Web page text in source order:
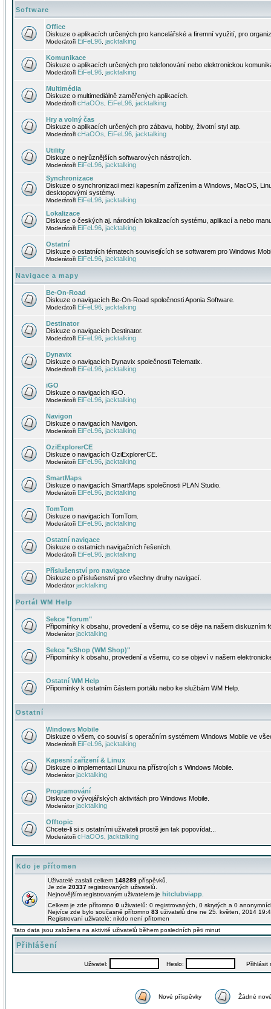
Software
Office
Diskuze o aplikacích určených pro kancelářské a firemní využití, pro
Moderátoři EiFeL96 jacktalking
Komunikace
Diskuze o aplikacích určených pro telefonování nebo elektronickou
Moderátoři EiFeL96 jacktalking
Multimédia
Diskuze o multimediálně zaměřených aplikacích.
Moderátoři cHaOOs EiFeL96 jacktalking
Hry a volný čas
Diskuze o aplikacích určených pro zábavu, hobby, životní styl atp.
Moderátoři cHaOOs EiFeL96 jacktalking
Utility
Diskuze o nejrůznějších softwarových nástrojích.
Moderátoři EiFeL96 jacktalking
Synchronizace
Diskuze o synchronizaci mezi kapesním zařízením a Windows, MacOS,
desktopovými systémy.
Moderátoři EiFeL96 jacktalking
Lokalizace
Diskuse o českých aj. národních lokalizacích systému, aplikací a nebo
Moderátoři EiFeL96 jacktalking
Ostatní
Diskuze o ostatních tématech souvisejících se softwarem pro Windows
Moderátoři EiFeL96 jacktalking
Navigace a mapy
Be-On-Road
Diskuze o navigacích Be-On-Road společnosti Aponia Software.
Moderátoři EiFeL96 jacktalking
Destinator
Diskuze o navigacích Destinator.
Moderátoři EiFeL96 jacktalking
Dynavix
Diskuze o navigacích Dynavix společnosti Telematix.
Moderátoři EiFeL96 jacktalking
iGO
Diskuze o navigacích iGO.
Moderátoři EiFeL96 jacktalking
Navigon
Diskuze o navigacích Navigon.
Moderátoři EiFeL96 jacktalking
OziExplorerCE
Diskuze o navigacích OziExplorerCE.
Moderátoři EiFeL96 jacktalking
SmartMaps
Diskuze o navigacích SmartMaps společnosti PLAN Studio.
Moderátoři EiFeL96 jacktalking
TomTom
Diskuze o navigacích TomTom.
Moderátoři EiFeL96 jacktalking
Ostatní navigace
Diskuze o ostatních navigačních řešeních.
Moderátoři EiFeL96 jacktalking
Příslušenství pro navigace
Diskuze o příslušenství pro všechny druhy navigací.
Moderátorjacktalking
Portál WM Help
Sekce "forum"
Připomínky k obsahu, provedení a všemu, co se děje na našem diskuzním
Moderátorjacktalking
Sekce "eShop (WM Shop)"
Připomínky k obsahu, provedení a všemu, co se objeví v našem
Ostatní WM Help
Připomínky k ostatním částem portálu nebo ke službám WM Help.
Ostatní
Windows Mobile
Diskuze o všem, co souvisí s operačním systémem Windows Mobile ve
Moderátoři EiFeL96 jacktalking
Kapesní zařízení & Linux
Diskuze o implementaci Linuxu na přístrojích s Windows Mobile.
Moderátorjacktalking
Programování
Diskuze o vývojářských aktivitách pro Windows Mobile.
Moderátorjacktalking
Offtopic
Chcete-li si s ostatními uživateli prostě jen tak popovídat...
Moderátoři cHaOOs jacktalking
Kdo je přítomen
Uživatelé zaslali celkem 148289 příspěvků.
Je zde 20337 registrovaných uživatelů.
Nejnovějším registrovaným uživatelem je hitclubviapp
Celkem je zde přítomno 0 uživatelů: 0 registrovaných, 0 skrytých a 0
Nejvíce zde bylo současně přítomno 83 uživatelů dne ne 25. květen, 2014
Registrovaní uživatelé: nikdo není přítomen
Tato data jsou založena na aktivitě uživatelů během posledních pěti minut
Přihlášení
Uživatel: Heslo: Přihlásit
Nové příspěvky Žádné